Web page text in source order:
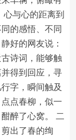
与心的距离到
的感悟、不同
好的网友说：
诗词，能够触
得到回应，寻
字，瞬间触及
点春柳，似一
醉了心窝。 二
出了春的绚